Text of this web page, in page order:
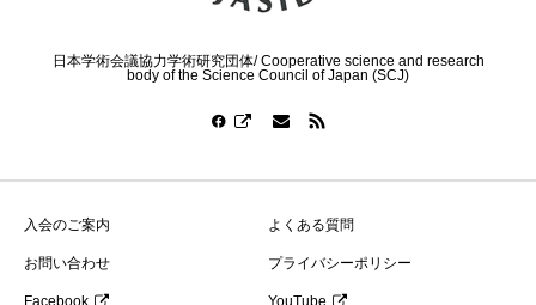
日本学術会議協力学術研究団体/ Cooperative science and research
body of the Science Council of Japan (SCJ)
入会のご案内 よくある質問
お問い合わせ プライバシーポリシー
Facebook YouTube